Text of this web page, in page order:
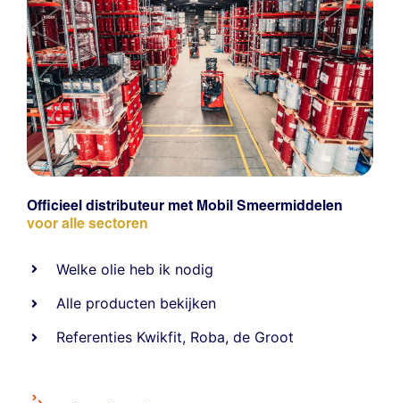
Officieel distributeur met Mobil Smeermiddelen
voor alle sectoren
Welke olie heb ik nodig
Alle producten bekijken
Referenties Kwikfit, Roba,de Groot